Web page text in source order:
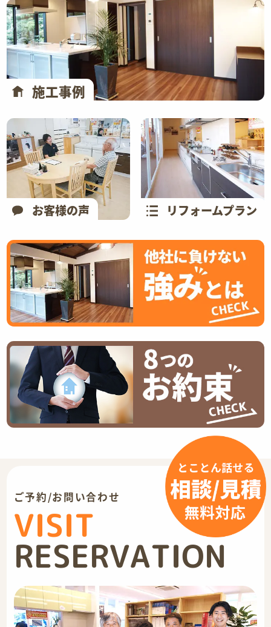
施工事例
お客様の声 リフォームプラン
ご予約/お問い合わせ
VISIT
RESERVATION